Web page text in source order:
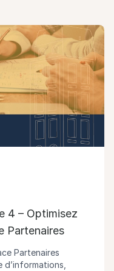
4 – Optimisez
Partenaires
Partenaires